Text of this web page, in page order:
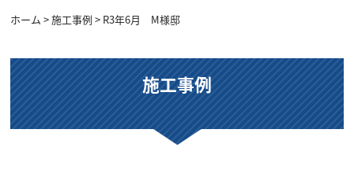
ホーム >施工事例 > R3年6月 M様邸
施工事例